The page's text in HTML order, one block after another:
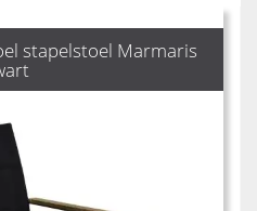
stapelstoel Marmaris